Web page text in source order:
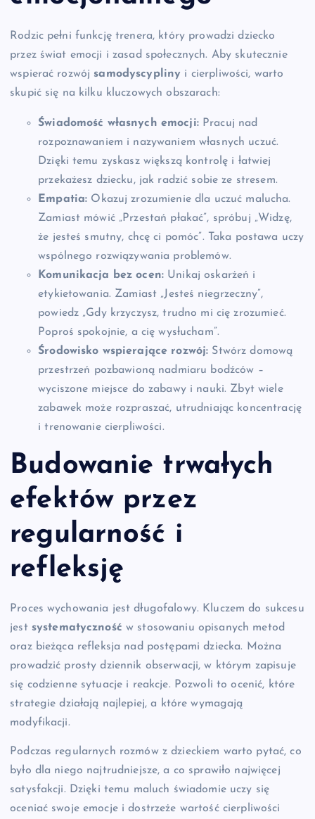
Rodzic pełni funkcję trenera, który prowadzi dziecko
przez świat emocji i zasad społecznych. Aby skutecznie
wspierać rozwój samodyscypliny i cierpliwości, warto
skupić się na kilku kluczowych obszarach:
Świadomość własnych emocji:Pracuj nad
rozpoznawaniem i nazywaniem własnych uczuć.
Dzięki temu zyskasz większą kontrolę i łatwiej
przekażesz dziecku, jak radzić sobie ze stresem.
Empatia: Okazuj zrozumienie dla uczuć malucha.
Zamiast mówić „Przestań płakać”, spróbuj „Widzę,
że jesteś smutny, chcę ci pomóc”. Taka postawa uczy
wspólnego rozwiązywania problemów.
Komunikacja bez ocen: Unikaj oskarżeń i
etykietowania. Zamiast „Jesteś niegrzeczny”,
powiedz „Gdy krzyczysz, trudno mi cię zrozumieć.
Poproś spokojnie, a cię wysłucham”.
Środowisko wspierające rozwój: Stwórz domową
przestrzeń pozbawioną nadmiaru bodźców –
wyciszone miejsce do zabawy i nauki. Zbyt wiele
zabawek może rozpraszać, utrudniając koncentrację
i trenowanie cierpliwości.
Budowanie trwałych
efektów przez
regularność i
refleksję
Proces wychowania jest długofalowy. Kluczem do sukcesu
jest systematyczność w stosowaniu opisanych metod
oraz bieżąca refleksja nad postępami dziecka. Można
prowadzić prosty dziennik obserwacji, w którym zapisuje
się codzienne sytuacje i reakcje. Pozwoli to ocenić, które
strategie działają najlepiej, a które wymagają
modyfikacji.
Podczas regularnych rozmów z dzieckiem warto pytać, co
było dla niego najtrudniejsze, a co sprawiło najwięcej
satysfakcji. Dzięki temu maluch świadomie uczy się
oceniać swoje emocje i dostrzeże wartość cierpliwości